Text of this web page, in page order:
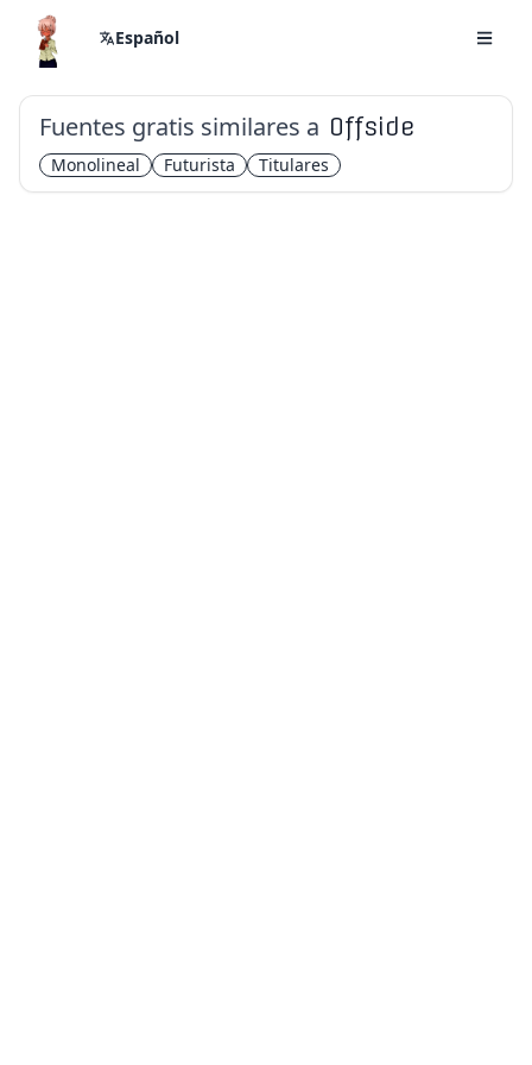
Español
Fuentes gratis similares a Offside
Monolineal Futurista Titulares